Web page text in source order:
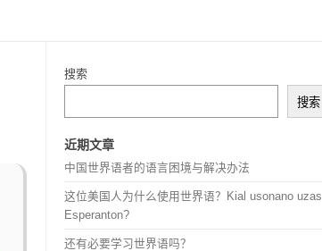
搜索
搜索
近期文章
中国世界语者的语言困境与解决办法
这位美国人为什么使用世界语？Kial usonano uzas
Esperanton?
还有必要学习世界语吗？